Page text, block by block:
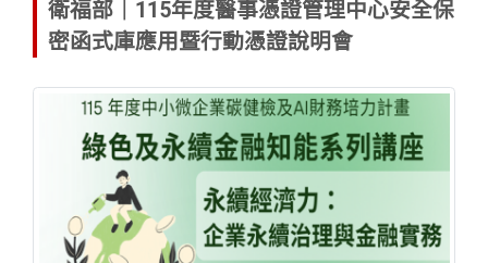
衛福部｜115年度醫事憑證管理中心安全保
密函式庫應用暨行動憑證說明會